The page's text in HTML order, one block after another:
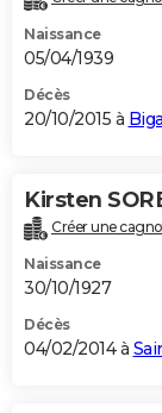
Naissance
05/04/1939
Décès
20/10/2015 à
Kirsten
Créer une
Naissance
30/10/1927
Décès
04/02/2014 à